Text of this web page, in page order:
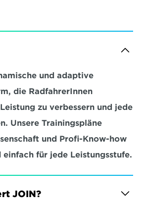
und adaptive
die RadfahrerInnen
zu verbessern und jede
Unsere Trainingspläne
und Profi-Know-how
einfach für jede Leistungsstufe.
JOIN?